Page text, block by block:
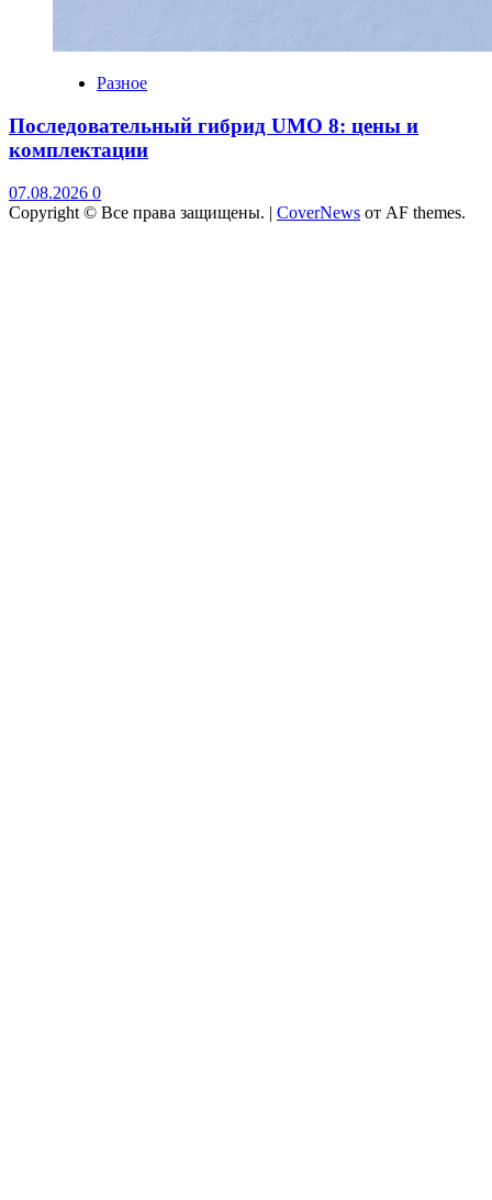
Разное
Последовательный гибрид UMO 8: цены и
комплектации
07.08.2026 0
Copyright © Все права защищены. | CoverNews от AF themes.